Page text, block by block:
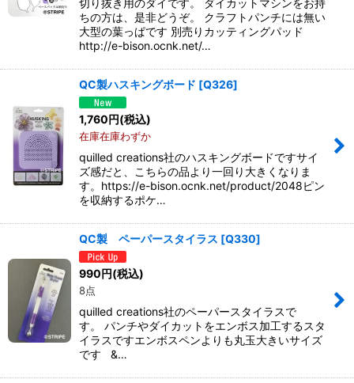
切り抜き用のダイです。 ダイカットマシンをお持
ちの方は、是非どうぞ。 クラフトパンチには無い
大型の葉っぱです 別売りカッティングパッド
http://e-bison.ocnk.net/…
QC製ハスキングボード [Q326]
1,760円(税込)
在庫在庫わずか
quilled creations社のハスキングボードですサイ
ズ感だと、こちらの品より一回り大きくなりま
す。https://e-bison.ocnk.net/product/2048ピン
を収納するポケ…
QC製 ペーパースタイラス [Q330]
990円(税込)
8点
quilled creations社のペーパースタイラスで
す。 パンチやダイカットをエンボス加工するスタ
イラスですエンボスペンよりも丸玉大きいサイズ
です &…